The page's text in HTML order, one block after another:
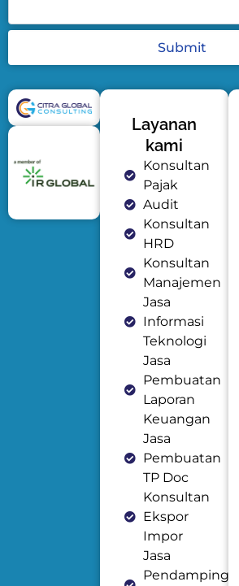
Submit
Layanan
kami
Konsultan
Pajak
Audit
Konsultan
HRD
Konsultan
Manajemen
Jasa
Informasi
Teknologi
Jasa
Pembuatan
Laporan
Keuangan
Jasa
Pembuatan
TP Doc
Konsultan
Ekspor
Impor
Jasa
Pendampingan